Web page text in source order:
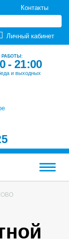
Контакты
Личный кабинет
РАБОТЫ:
- 21:00
и выходных
Меню